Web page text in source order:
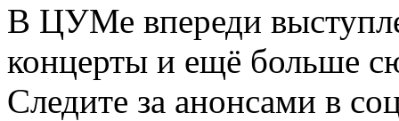
В ЦУМе впереди
концерты и ещё больше
Следите за анонсами в